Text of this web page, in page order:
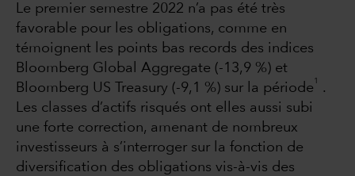
Le premier semestre 2022 n’a pas été très
favorable pour les obligations, comme en
témoignent les points bas records des indices
Bloomberg Global Aggregate (-13,9 %) et
Bloomberg US Treasury (-9,1 %) sur la période
1
.
Les classes d’actifs risqués ont elles aussi subi
une forte correction, amenant de nombreux
investisseurs à s’interroger sur la fonction de
diversification des obligations vis-à-vis des